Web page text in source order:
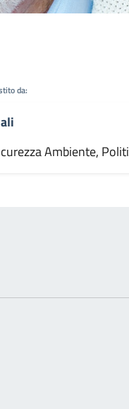
da:
Ambiente,